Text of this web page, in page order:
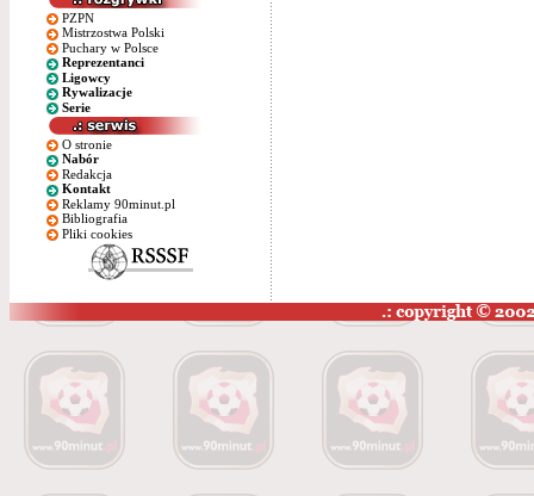
PZPN
Mistrzostwa Polski
Puchary w Polsce
Reprezentanci
Ligowcy
Rywalizacje
Serie
O stronie
Nabór
Redakcja
Kontakt
Reklamy 90minut.pl
Bibliografia
Pliki cookies